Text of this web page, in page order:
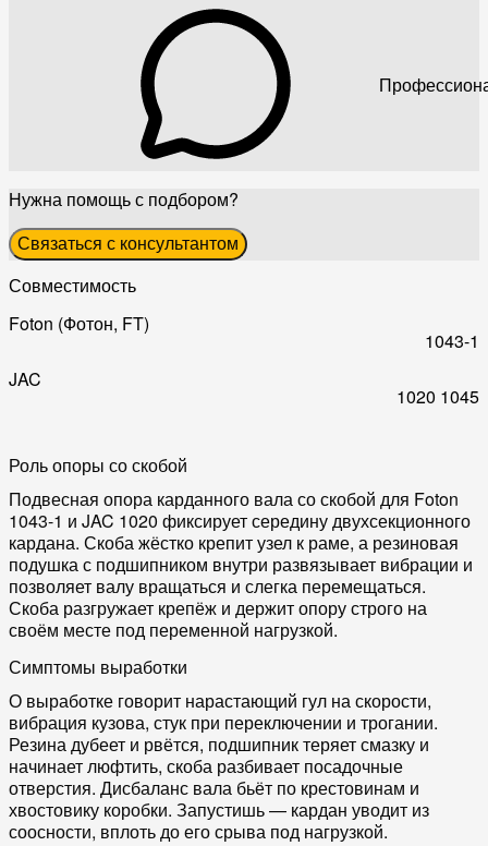
Нужна помощь с подбором?
Связаться с консультантом
Совместимость
Foton (Фотон, FT)
1043-1
JAC
1020 1045
Роль опоры со скобой
Подвесная опора карданного вала со скобой для Foton
1043-1 и JAC 1020 фиксирует середину двухсекционного
кардана. Скоба жёстко крепит узел к раме, а резиновая
подушка с подшипником внутри развязывает вибрации и
позволяет валу вращаться и слегка перемещаться.
Скоба разгружает крепёж и держит опору строго на
своём месте под переменной нагрузкой.
Симптомы выработки
О выработке говорит нарастающий гул на скорости,
вибрация кузова, стук при переключении и трогании.
Резина дубеет и рвётся, подшипник теряет смазку и
начинает люфтить, скоба разбивает посадочные
отверстия. Дисбаланс вала бьёт по крестовинам и
хвостовику коробки. Запустишь — кардан уводит из
соосности, вплоть до его срыва под нагрузкой.